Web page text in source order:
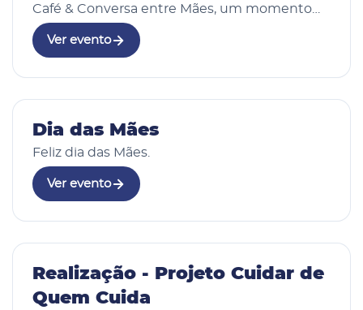
Café & Conversa entre Mães, um momento
de acolhimento, escuta e troca de
experiências. Quero começar agradecendo à
Ver evento
10 Mai 2026
Dia das Mães
Feliz dia das Mães.
Ver evento
24 Abr 2026
12 fotos
Realização - Projeto Cuidar de
Quem Cuida